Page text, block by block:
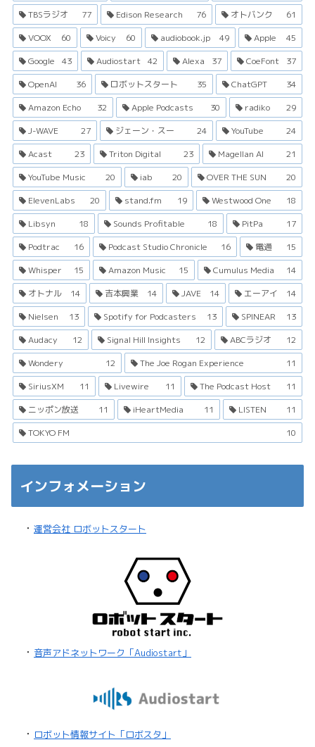
TBSラジオ
77 Edison Research 76 オトバンク
61
VOOX
60 Voicy 60 audiobook.jp 49 Apple
45
Google
43 Audiostart 42 Alexa 37 CoeFont
37
OpenAI
36 ロボットスタート 35 ChatGPT
34
Amazon Echo
32 Apple Podcasts 30 radiko
29
J-WAVE
27 ジェーン・スー 24 YouTube
24
Acast
23 Triton Digital 23 Magellan AI
21
YouTube Music
20 iab 20 OVER THE SUN
20
ElevenLabs
20 stand.fm 19 Westwood One
18
Libsyn
18 Sounds Profitable 18 PitPa
17
Podtrac
16 Podcast Studio Chronicle 16 電通
15
Whisper
15 Amazon Music 15 Cumulus Media
14
オトナル
14 吉本興業 14 JAVE 14 エーアイ
14
Nielsen
13 Spotify for Podcasters 13 SPINEAR
13
Audacy
12 Signal Hill Insights 12 ABCラジオ
12
Wondery
12 The Joe Rogan Experience
11
SiriusXM
11 Livewire 11 The Podcast Host
11
ニッポン放送
11 iHeartMedia 11 LISTEN
11
TOKYO FM
10
インフォメーション
・ 運営会社 ロボットスタート
・ 音声アドネットワーク「Audiostart」
・ ロボット情報サイト「ロボスタ」